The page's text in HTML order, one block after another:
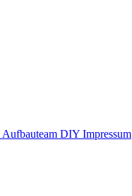
Aufbauteam DIY Impressum